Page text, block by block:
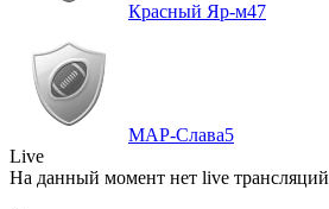
Красный Яр-м47
МАР-Слава5
Live
На данный момент нет live трансляций